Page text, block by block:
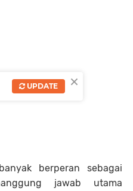
berperan sebagai
jawab utama
×
UPDATE